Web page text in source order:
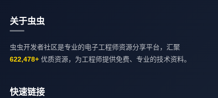
关于虫虫
虫虫开发者社区是专业的电子工程师资源分享平台，汇聚
622,478+ 优质资源，为工程师提供免费、专业的技术资料。
快速链接